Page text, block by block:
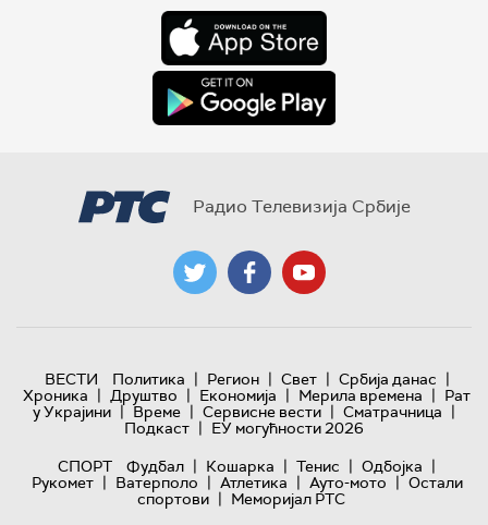
Радио Телевизија Србије
ВЕСТИ Политика | Регион | Свет | Србија данас |
Хроника | Друштво | Економија | Мерила времена | Рат
у Украјини | Време | Сервисне вести | Сматрачница |
Подкаст | ЕУ могућности 2026
СПОРТ
Фудбал | Кошарка | Тенис | Одбојка |
Рукомет | Ватерполо | Атлетика | Ауто-мото | Остали
спортови | Меморијал РТС